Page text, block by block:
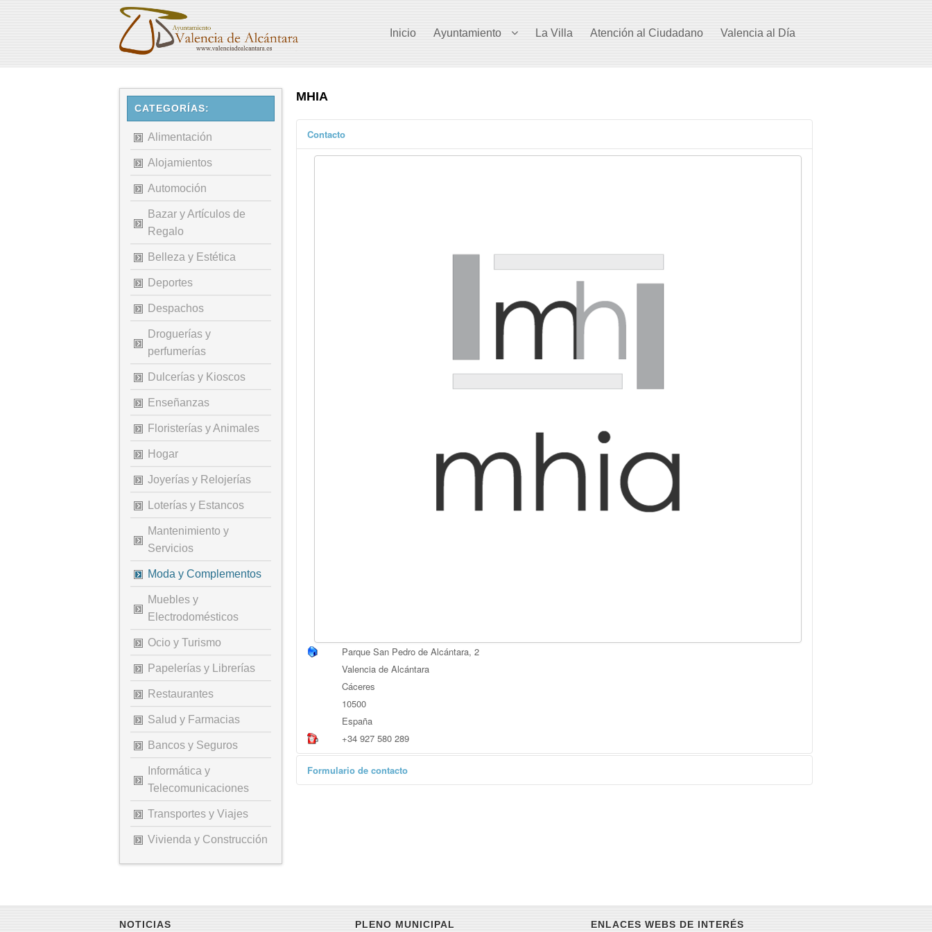
Inicio Ayuntamiento La Villa Atención al Ciudadano Valencia al Día
CATEGORÍAS:
Alimentación
Alojamientos
Automoción
Bazar y Artículos de
Regalo
Belleza y Estética
Deportes
Despachos
Droguerías y
perfumerías
Dulcerías y Kioscos
Enseñanzas
Floristerías y Animales
Hogar
Joyerías y Relojerías
Loterías y Estancos
Mantenimiento y
Servicios
Moda y Complementos
Muebles y
Electrodomésticos
Ocio y Turismo
Papelerías y Librerías
Restaurantes
Salud y Farmacias
Bancos y Seguros
Informática y
Telecomunicaciones
Transportes y Viajes
Vivienda y Construcción
MHIA
Contacto
Parque San Pedro de Alcántara, 2
Valencia de Alcántara
Cáceres
10500
España
+34 927 580 289
Formulario de contacto
NOTICIAS PLENO MUNICIPAL ENLACES WEBS DE INTERÉS